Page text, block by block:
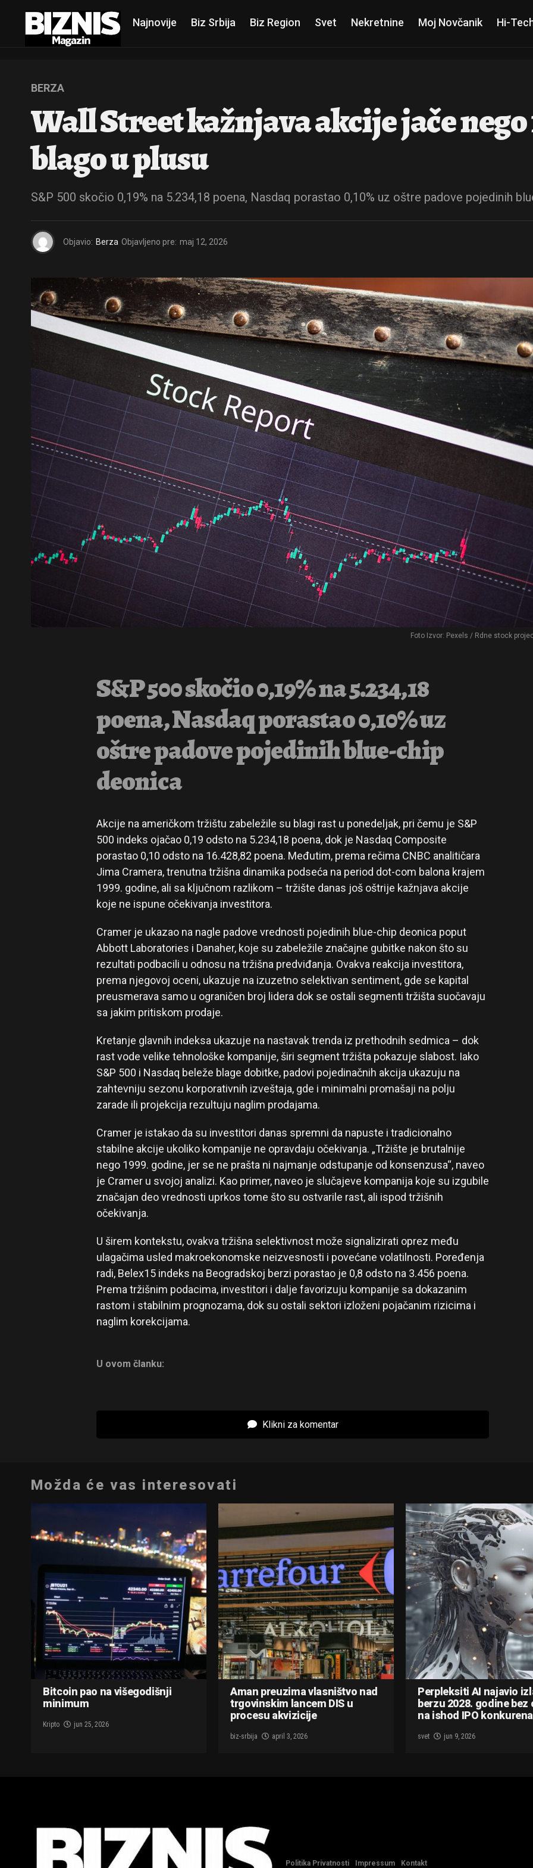
Najnovije Biz Srbija Biz Region Svet Nekretnine Moj Novčanik Hi-
BERZA
Wall Street kažnjava akcije jače nego
blago u plusu
S&P 500 skočio 0,19% na 5.234,18 poena, Nasdaq porastao 0,10% uz oštre padove pojedinih
Objavio: Berza Objavljeno pre: maj 12, 2026
Foto Izvor: Pexels / Rdne stock
S&P 500 skočio 0,19% na 5.234,18
poena, Nasdaq porastao 0,10% uz
oštre padove pojedinih blue-chip
deonica
Akcije na američkom tržištu zabeležile su blagi rast u ponedeljak, pri čemu je S&P
500 indeks ojačao 0,19 odsto na 5.234,18 poena, dok je Nasdaq Composite
porastao 0,10 odsto na 16.428,82 poena. Međutim, prema rečima CNBC analitičara
Jima Cramera, trenutna tržišna dinamika podseća na period dot-com balona krajem
1999. godine, ali sa ključnom razlikom – tržište danas još oštrije kažnjava akcije
koje ne ispune očekivanja investitora.
Cramer je ukazao na nagle padove vrednosti pojedinih blue-chip deonica poput
Abbott Laboratories i Danaher, koje su zabeležile značajne gubitke nakon što su
rezultati podbacili u odnosu na tržišna predviđanja. Ovakva reakcija investitora,
prema njegovoj oceni, ukazuje na izuzetno selektivan sentiment, gde se kapital
preusmerava samo u ograničen broj lidera dok se ostali segmenti tržišta suočavaju
sa jakim pritiskom prodaje.
Kretanje glavnih indeksa ukazuje na nastavak trenda iz prethodnih sedmica – dok
rast vode velike tehnološke kompanije, širi segment tržišta pokazuje slabost. Iako
S&P 500 i Nasdaq beleže blage dobitke, padovi pojedinačnih akcija ukazuju na
zahtevniju sezonu korporativnih izveštaja, gde i minimalni promašaji na polju
zarade ili projekcija rezultuju naglim prodajama.
Cramer je istakao da su investitori danas spremni da napuste i tradicionalno
stabilne akcije ukoliko kompanije ne opravdaju očekivanja. „Tržište je brutalnije
nego 1999. godine, jer se ne prašta ni najmanje odstupanje od konsenzusa“, naveo
je Cramer u svojoj analizi. Kao primer, naveo je slučajeve kompanija koje su izgubile
značajan deo vrednosti uprkos tome što su ostvarile rast, ali ispod tržišnih
očekivanja.
U širem kontekstu, ovakva tržišna selektivnost može signalizirati oprez među
ulagačima usled makroekonomske neizvesnosti i povećane volatilnosti. Poređenja
radi, Belex15 indeks na Beogradskoj berzi porastao je 0,8 odsto na 3.456 poena.
Prema tržišnim podacima, investitori i dalje favorizuju kompanije sa dokazanim
rastom i stabilnim prognozama, dok su ostali sektori izloženi pojačanim rizicima i
naglim korekcijama.
U ovom članku:
Klikni za komentar
Možda će vas interesovati
Bitcoin pao na višegodišnji
minimum
Kripto jun 25, 2026
Aman preuzima vlasništvo nad
trgovinskim lancem DIS u
procesu akvizicije
biz-srbija april 3, 2026
Perpleksiti AI najavio
berzu 2028. godine bez
na ishod IPO
svet jun 9, 2026
Politika Privatnosti Impressum Kontakt